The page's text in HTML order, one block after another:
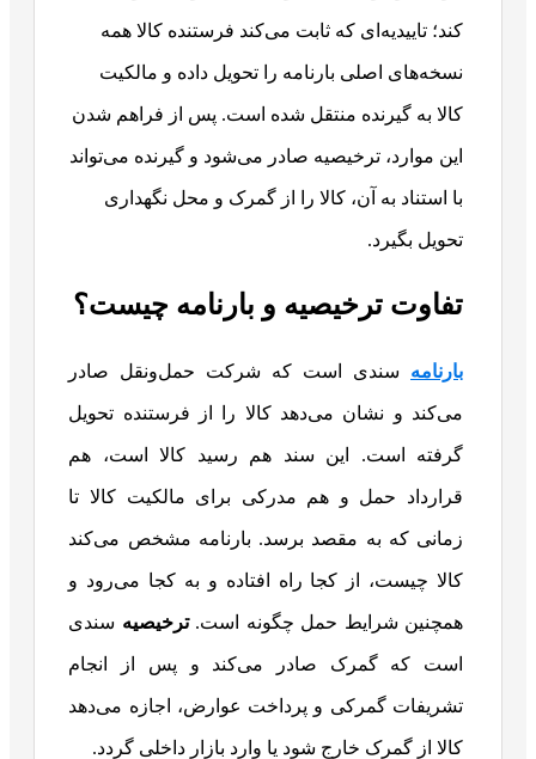
کند؛ تاییدیه‌ای که ثابت می‌کند فرستنده کالا همه
نسخه‌های اصلی بارنامه را تحویل داده و مالکیت
کالا به گیرنده منتقل شده است. پس از فراهم شدن
این موارد، ترخیصیه صادر می‌شود و گیرنده می‌تواند
با استناد به آن، کالا را از گمرک و محل نگهداری
تحویل بگیرد.
تفاوت ترخیصیه و بارنامه چیست؟
بارنامه سندی است که شرکت حمل‌ونقل صادر
می‌کند و نشان می‌دهد کالا را از فرستنده تحویل
گرفته است. این سند هم رسید کالا است، هم
قرارداد حمل و هم مدرکی برای مالکیت کالا تا
زمانی که به مقصد برسد. بارنامه مشخص می‌کند
کالا چیست، از کجا راه افتاده و به کجا می‌رود و
همچنین شرایط حمل چگونه است.ترخیصیه سندی
است که گمرک صادر می‌کند و پس از انجام
تشریفات گمرکی و پرداخت عوارض، اجازه می‌دهد
کالا از گمرک خارج شود یا وارد بازار داخلی گردد.